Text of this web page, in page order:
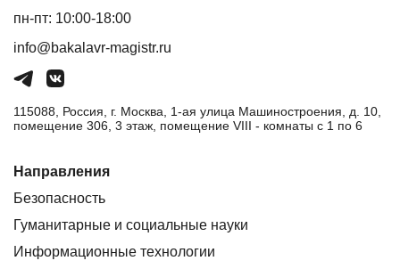
пн-пт: 10:00-18:00
info@bakalavr-magistr.ru
115088, Россия, г. Москва, 1-ая улица Машиностроения, д. 10,
помещение 306, 3 этаж, помещение VIII - комнаты с 1 по 6
Направления
Безопасность
Гуманитарные и социальные науки
Информационные технологии